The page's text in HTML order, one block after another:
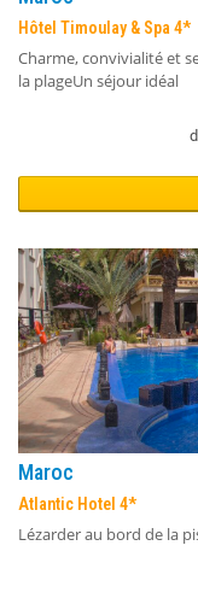
Hôtel Timoulay & Spa 4*
Charme, convivialité et
la plageUn séjour idéal
Maroc
Atlantic Hotel 4*
Lézarder au bord de la